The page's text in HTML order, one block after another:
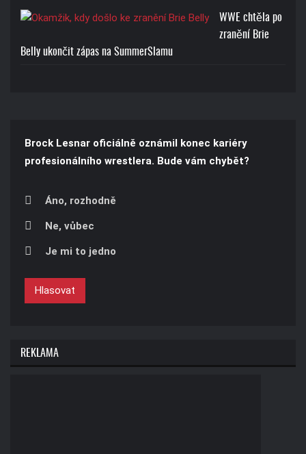
WWE chtěla po
zranění Brie
Belly ukončit zápas na SummerSlamu
Brock Lesnar oficiálně oznámil konec kariéry
profesionálního wrestlera. Bude vám chybět?
Áno, rozhodně
Ne, vůbec
Je mi to jedno
Hlasovat
REKLAMA